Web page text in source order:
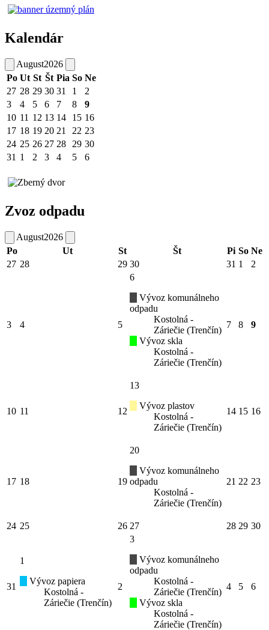
Kalendár
August2026
Po Ut St Št Pia So Ne
27 28 29 30 31 1
2
3
4 5 6 7 8
9
10 11 12 13 14 15 16
17 18 19 20 21 22 23
24 25 26 27 28 29 30
31 1 2 3 4 5 6
Zvoz odpadu
August2026
Po
Ut St Št Pi So Ne
27 28 29 30 31 1 2
3 4 5
6
Vývoz komunálneho
odpadu
Kostolná -
Záriečie (Trenčín)
Vývoz skla
Kostolná -
Záriečie (Trenčín)
7 8 9
10 11 12
13
Vývoz plastov
Kostolná -
Záriečie (Trenčín)
14 15 16
17 18 19
20
Vývoz komunálneho
odpadu
Kostolná -
Záriečie (Trenčín)
21 22 23
24 25 26 27 28 29 30
31
1
Vývoz papiera
Kostolná -
Záriečie (Trenčín)
2
3
Vývoz komunálneho
odpadu
Kostolná -
Záriečie (Trenčín)
Vývoz skla
Kostolná -
Záriečie (Trenčín)
4 5 6